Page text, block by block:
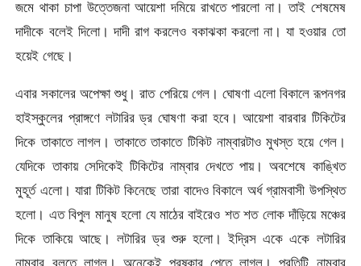
জমে থাকা চাপা উত্তেজনা আয়েশা দমিয়ে রাখতে পারলো না। তাই শেষমেষ
দাদীকে বলেই দিলো। দাদী রাগ করলেও বকাঝকা করলো না। যা হওয়ার তো
হয়েই গেছে।
এবার সকালের অপেক্ষা শুধু। রাত পেরিয়ে গেল। ঘোষণা এলো বিকালে রূপনগর
হাইস্কুলের প্রাঙ্গণে লটারির ড্র ঘোষণা করা হবে। আয়েশা বারবার টিকিটের
দিকে তাকাতে লাগল। তাকাতে তাকাতে টিকিট নাম্বারটাও মুখস্ত হয়ে গেল।
যেদিকে তাকায় সেদিকেই টিকিটের নাম্বার দেখতে পায়। অবশেষে কাঙ্খিত
মুহূর্ত এলো। যারা টিকিট কিনেছে তারা বাদেও বিকালে অর্ধ গ্রামবাসী উপস্থিত
হলো। এত বিপুল মানুষ হলো যে মাঠের বাইরেও শত শত লোক দাঁড়িয়ে মঞ্চের
দিকে তাকিয়ে আছে। লটারির ড্র শুরু হলো। ইদ্রিস একে একে লটারির